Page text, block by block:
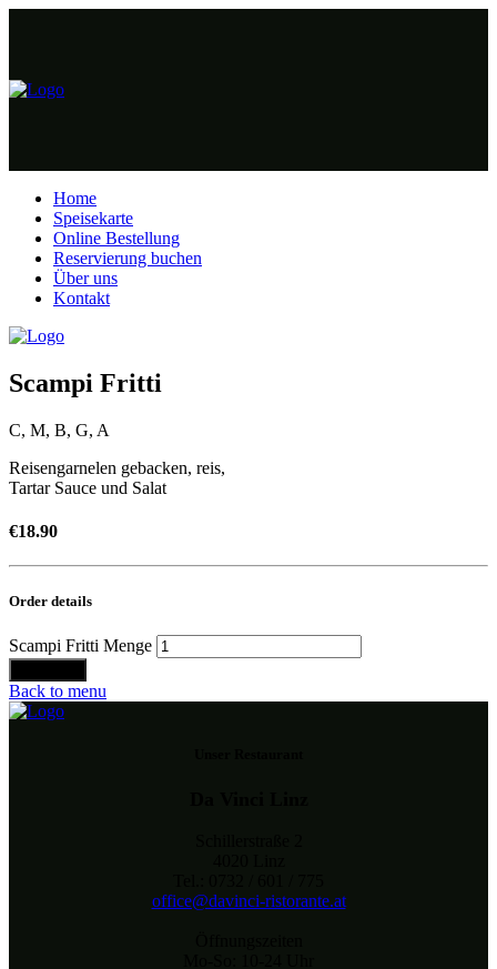
Home
Speisekarte
Online Bestellung
Reservierung buchen
Über uns
Kontakt
Scampi Fritti
C, M, B, G, A
Reisengarnelen gebacken, reis,
Tartar Sauce und Salat
€18.90
Order details
Scampi Fritti Menge
Back to menu
office@davinci-ristorante.at